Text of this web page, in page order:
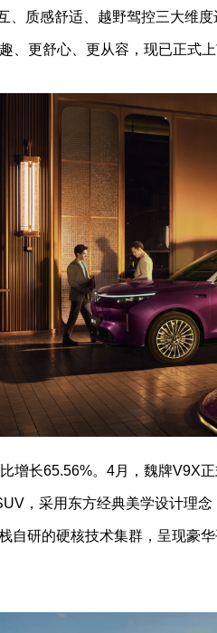
、质感舒适、越野驾控三大维
、更舒心、更从容，现已正式
增长65.56%。4月，魏牌
，采用东方经典美学设计理
自研的硬核技术集群，呈现豪